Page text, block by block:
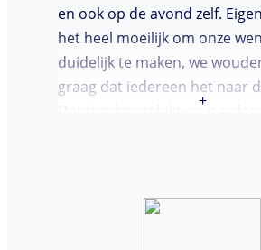
en ook op de avond zelf.
het heel moeilijk om onze
duidelijk te maken, we
graag dat iedereen het naar
Dat is zeker gelukt, er is volop
+